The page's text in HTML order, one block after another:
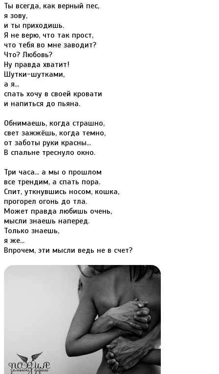
Ты всегда, как верный пес,
я зову,
и ты приходишь.
Я не верю, что так прост,
что тебя во мне заводит?
Что? Любовь?
Ну правда хватит!
Шутки-шутками,
а я...
спать хочу в своей кровати
и напиться до пьяна.
Обнимаешь, когда страшно,
свет зажжёшь, когда темно,
от заботы руки красны...
В спальне треснуло окно.
Три часа... а мы о прошлом
все трендим, а спать пора.
Спит, уткнувшись носом, кошка,
прогорел огонь до тла.
Может правда любишь очень,
мысли знаешь наперед.
Только знаешь,
я же...
Впрочем, эти мысли ведь не в счет?